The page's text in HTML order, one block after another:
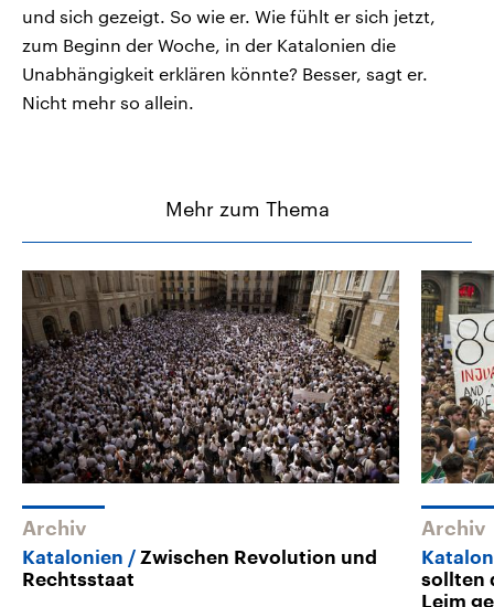
und sich gezeigt. So wie er. Wie fühlt er sich jetzt,
zum Beginn der Woche, in der Katalonien die
Unabhängigkeit erklären könnte? Besser, sagt er.
Nicht mehr so allein.
Mehr zum Thema
Archiv
Katalonien
Zwischen Revolution und
Rechtsstaat
Archiv
sollten
Leim